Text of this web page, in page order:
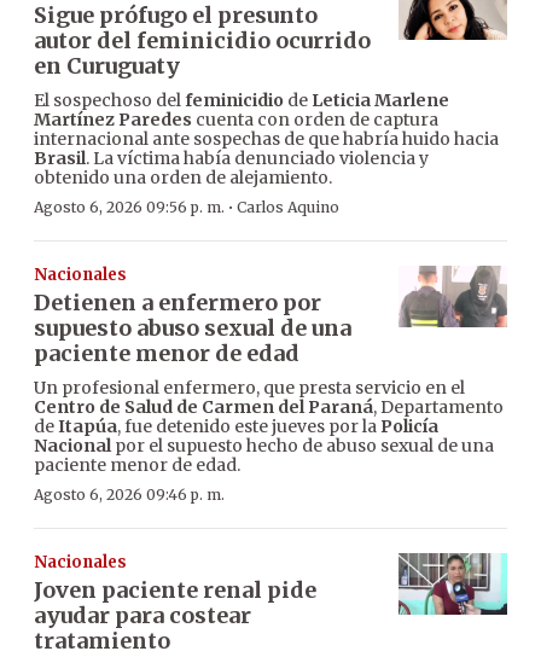
Sigue prófugo el presunto
autor del feminicidio ocurrido
en Curuguaty
El sospechoso delfeminicidio de Leticia Marlene
Martínez Paredes cuenta con orden de captura
internacional ante sospechas de que habría huido hacia
Brasil. La víctima había denunciado violencia y
obtenido una orden de alejamiento.
Agosto 6, 2026 09:56 p. m. · Carlos Aquino
Nacionales
Detienen a enfermero por
supuesto abuso sexual de una
paciente menor de edad
Un profesional enfermero, que presta servicio en el
Centro de Salud de Carmen del Paraná, Departamento
deItapúa, fue detenido este jueves por la Policía
Nacionalpor el supuesto hecho de abuso sexual de una
paciente menor de edad.
Agosto 6, 2026 09:46 p. m.
Nacionales
Joven paciente renal pide
ayudar para costear
tratamiento